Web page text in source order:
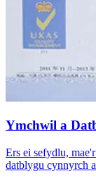
Ymchwil a
Ers ei sefydlu,
datblygu cynnyrch